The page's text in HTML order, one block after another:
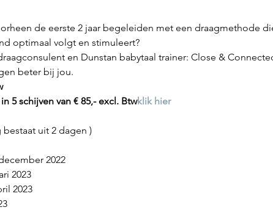
de eerste 2 jaar begeleiden met een draagmethode
optimaal volgt en stimuleert?
en Dunstan babytaal trainer: Close &
beter bij jou.
5 schijven van € 85,- excl. Btwklik hier
data opleidingen ( elke opleiding bestaat uit 2 dagen )
2022
2023
2023